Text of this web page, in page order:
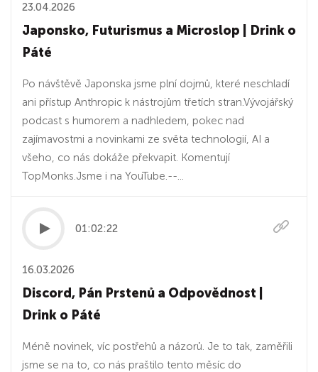
23.04.2026
Japonsko, Futurismus a Microslop | Drink o
Páté
Po návštěvě Japonska jsme plní dojmů, které neschladí
ani přístup Anthropic k nástrojům třetích stran.Vývojářský
podcast s humorem a nadhledem, pokec nad
zajímavostmi a novinkami ze světa technologií, AI a
všeho, co nás dokáže překvapit. Komentují
TopMonks.Jsme i na ⁠⁠⁠⁠⁠⁠⁠⁠⁠⁠⁠YouTube⁠⁠⁠⁠⁠⁠⁠⁠⁠⁠⁠⁠.--...
01:02:22
16.03.2026
Discord, Pán Prstenů a Odpovědnost |
Drink o Páté
Méně novinek, víc postřehů a názorů. Je to tak, zaměřili
jsme se na to, co nás praštilo tento měsíc do